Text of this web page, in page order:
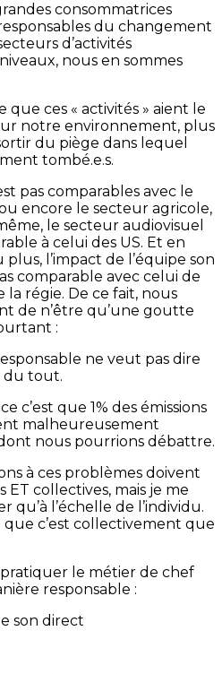
consommatrices
du changement
d’activités
nous en sommes
que ces « activités » aient le
notre environnement, plus
du piège dans lequel
tombé.e.s.
pas comparables avec le
encore le secteur agricole,
le secteur audiovisuel
à celui des US. Et en
l’impact de l’équipe son
comparable avec celui de
la régie. De ce fait, nous
de n’être qu’une goutte
:
ne veut pas dire
du tout.
c’est que 1% des émissions
malheureusement
nous pourrions débattre.
à ces problèmes doivent
ET collectives, mais je me
qu’à l’échelle de l’individu.
c’est collectivement que
pratiquer le métier de chef
responsable :
son direct